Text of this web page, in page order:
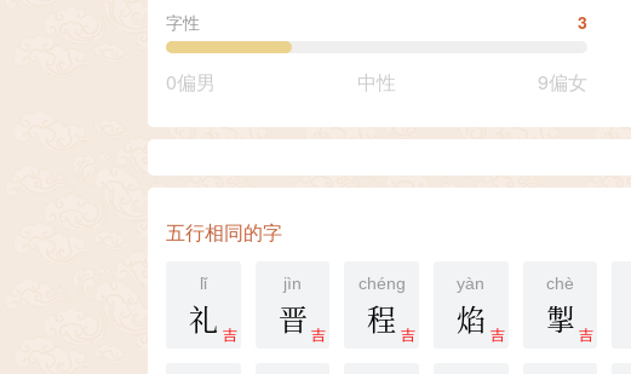
字性 3
0偏男 中性 9偏女
五行相同的字
lǐ
吉
礼
jìn
吉
晋
chéng
吉
程
yàn
吉
焰
chè
吉
掣